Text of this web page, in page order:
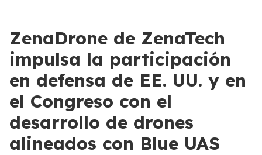
ZenaDrone de ZenaTech
impulsa la participación
en defensa de EE. UU. y en
el Congreso con el
desarrollo de drones
alineados con Blue UAS